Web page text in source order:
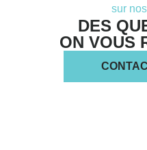
sur
DES
ON VOUS